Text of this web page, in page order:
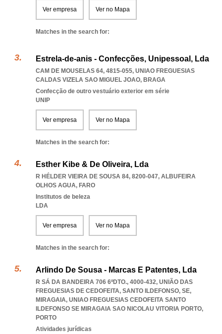
Ver empresa Ver no Mapa
Matches in the search for:
Estrela-de-anis - Confecções, Unipessoal, Lda
CAM DE MOUSELAS 64, 4815-055, UNIAO FREGUESIAS
CALDAS VIZELA SAO MIGUEL JOAO, BRAGA
Confecção de outro vestuário exterior em série
UNIP
Ver empresa Ver no Mapa
Matches in the search for:
Esther Kibe & De Oliveira, Lda
R HÉLDER VIEIRA DE SOUSA 84, 8200-047, ALBUFEIRA
OLHOS AGUA, FARO
Institutos de beleza
LDA
Ver empresa Ver no Mapa
Matches in the search for:
Arlindo De Sousa - Marcas E Patentes, Lda
R SÁ DA BANDEIRA 706 6ºDTO., 4000-432, UNIÃO DAS
FREGUESIAS DE CEDOFEITA, SANTO ILDEFONSO, SE,
MIRAGAIA, UNIAO FREGUESIAS CEDOFEITA SANTO
ILDEFONSO SE MIRAGAIA SAO NICOLAU VITORIA PORTO,
PORTO
Atividades jurídicas